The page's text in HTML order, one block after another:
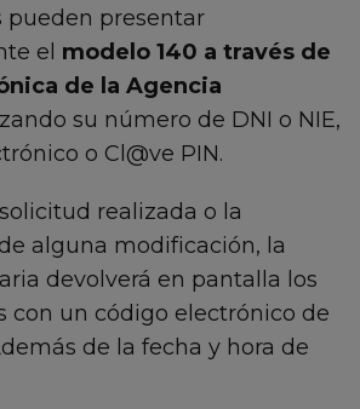
pueden presentar
el modelo 140 a través de
de la Agencia
su número de DNI o NIE,
o Cl@ve PIN.
realizada o la
alguna modificación, la
devolverá en pantalla los
con un código electrónico de
de la fecha y hora de